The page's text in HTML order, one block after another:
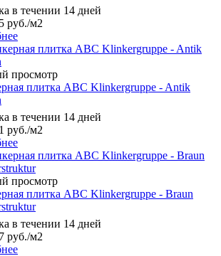
в течении 14 дней
руб./м2
просмотр
плитка ABC Klinkergruppe - Antik
в течении 14 дней
руб./м2
просмотр
плитка ABC Klinkergruppe - Braun
в течении 14 дней
руб./м2